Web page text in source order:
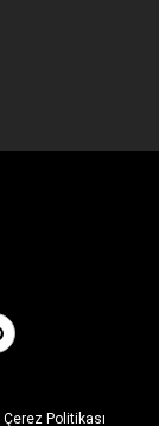
Çerez Politikası